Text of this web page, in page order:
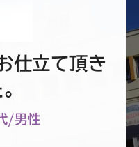
ダ
ー
仕立て頂き
/男性